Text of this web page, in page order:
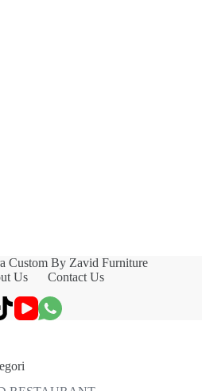
Custom By Zavid Furniture
Us Contact Us